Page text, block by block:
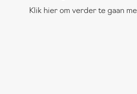
Klik hier om verder te gaan